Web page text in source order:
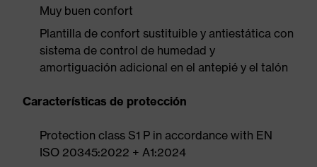
Muy buen confort
Plantilla de confort sustituible y antiestática con
sistema de control de humedad y
amortiguación adicional en el antepié y el talón
Características de protección
Protection class S1 P in accordance with EN
ISO 20345:2022 + A1:2024